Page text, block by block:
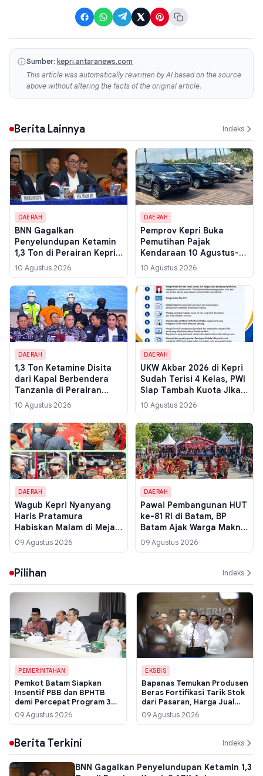
Sumber: kepri.antaranews.com
This article was automatically rewritten by AI based on the source
above without altering the facts of the original article.
Berita Lainnya Indeks
DAERAH
BNN Gagalkan
Penyelundupan Ketamin
1,3 Ton di Perairan Kepri,
8 ABK Asing Diamankan
dan Modus Liquid Vape
Terungkap
10 Agustus 2026
DAERAH
Pemprov Kepri Buka
Pemutihan Pajak
Kendaraan 10 Agustus-
30 September 2026,
Denda Dihapus 100
Persen
10 Agustus 2026
DAERAH
1,3 Ton Ketamine Disita
dari Kapal Berbendera
Tanzania di Perairan
Batam, 8 Awak Kapal
Diamankan
10 Agustus 2026
DAERAH
UKW Akbar 2026 di Kepri
Sudah Terisi 4 Kelas, PWI
Siap Tambah Kuota Jika
Pendaftar Membludak
10 Agustus 2026
DAERAH
Wagub Kepri Nyanyang
Haris Pratamura
Habiskan Malam di Meja
Domino Bersama Insan
Pers di Tanjungpinang
09 Agustus 2026
DAERAH
Pawai Pembangunan HUT
ke-81 RI di Batam, BP
Batam Ajak Warga Maknai
Kemerdekaan Lewat
Sinergi Pelayanan
09 Agustus 2026
Pilihan Indeks
PEMERINTAHAN
Pemkot Batam Siapkan
Insentif PBB dan BPHTB
demi Percepat Program 3
Juta Rumah, Fokus ke
Permukiman Terpadu
09 Agustus 2026
EKSBIS
Bapanas Temukan Produsen
Beras Fortifikasi Tarik Stok
dari Pasaran, Harga Jual
Capai Rp 42 Ribu per Kg
09 Agustus 2026
Berita Terkini Indeks
BNN Gagalkan Penyelundupan Ketamin 1,3